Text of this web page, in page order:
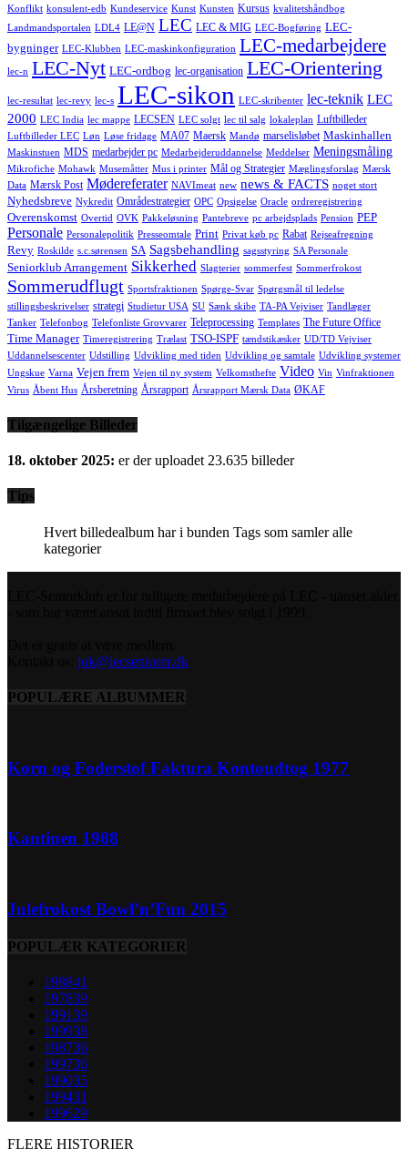
Konflikt konsulent-edb Kundeservice Kunst Kunsten Kursus kvalitetshåndbog
Landmandsportalen LDL4 LE@N LEC LEC & MIG LEC-Bogføring LEC-
bygninger LEC-Klubben LEC-maskinkonfiguration LEC-medarbejdere
lec-n LEC-Nyt LEC-ordbog lec-organisation LEC-Orientering
lec-resultat lec-revy lec-s LEC-sikon LEC-skribenter lec-teknik LEC
2000 LEC India lec mappe LECSEN LEC solgt lec til salg lokaleplan Luftbilleder
Luftbilleder LEC Løn Løse fridage MA07 Maersk Mandø marselisløbet Maskinhallen
Maskinstuen MDS medarbejder pc Medarbejderuddannelse Meddelser Meningsmåling
Mikrofiche Mohawk Musemåtter Mus i printer Mål og Strategier Mæglingsforslag Mærsk
Data Mærsk Post Mødereferater NAVImeat new news & FACTS noget stort
Nyhedsbreve Nykredit Områdestrategier OPC Opsigelse Oracle ordreregistrering
Overenskomst Overtid OVK Pakkeløsning Pantebreve pc arbejdsplads Pension PEP
Personale Personalepolitik Presseomtale Print Privat køb pc Rabat Rejseafregning
Revy Roskilde s.c.sørensen SA Sagsbehandling sagsstyring SA Personale
Seniorklub Arrangement Sikkerhed Slagterier sommerfest Sommerfrokost
Sommerudflugt Sportsfraktionen Spørge-Svar Spørgsmål til ledelse
stillingsbeskrivelser strategi Studietur USA SU Sænk skibe TA-PA Vejviser Tandlæger
Tanker Telefonbog Telefonliste Grovvarer Teleprocessing Templates The Future Office
Time Manager Timeregistrering Trælast TSO-ISPF tændstikæsker UD/TD Vejviser
Uddannelsescenter Udstilling Udvikling med tiden Udvikling og samtale Udvikling systemer
Ungskue Varna Vejen frem Vejen til ny system Velkomsthefte Video Vin Vinfraktionen
Virus Åbent Hus Årsberetning Årsrapport Årsrapport Mærsk Data ØKAF
Tilgængelige Billeder
18. oktober 2025: er der uploadet 23.635 billeder
Tips
Hvert billedealbum har i bunden Tags som samler alle
kategorier
jok@lecseniorer.dk
POPULÆRE ALBUMMER
Korn og Foderstof Faktura Kontoudtog 1977
Kantinen 1988
Julefrokost Bowl’n’Fun 2015
POPULÆR KATEGORIER
198841
197839
199139
199938
198736
199736
199035
199431
199629
FLERE HISTORIER